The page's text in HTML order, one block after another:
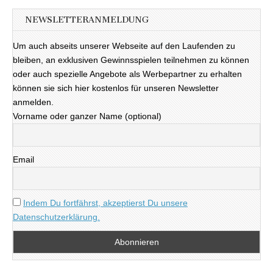
NEWSLETTERANMELDUNG
Um auch abseits unserer Webseite auf den Laufenden zu
bleiben, an exklusiven Gewinnsspielen teilnehmen zu können
oder auch spezielle Angebote als Werbepartner zu erhalten
können sie sich hier kostenlos für unseren Newsletter
anmelden.
Vorname oder ganzer Name (optional)
Email
Indem Du fortfährst, akzeptierst Du unsere
Datenschutzerklärung.